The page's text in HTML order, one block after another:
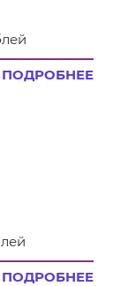
ПОДРОБНЕЕ
ПОДРОБНЕЕ